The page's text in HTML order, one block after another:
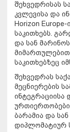
შეხვედრისას
კვლევისა და
Horizon
საკითხებს.
და სან
საკითხებზეც
შეხვედრას
მეცნიერების
ინტეგრაციისა
ბარამია და
დიპლომატიურ